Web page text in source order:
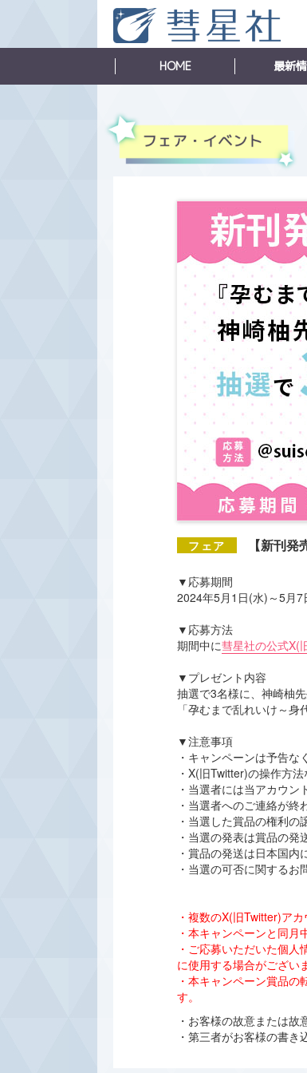
HOME 最新
【新刊
▼応募期間
2024年5月1日(水)～5月
▼応募方法
期間中に彗星社の公式X(
▼プレゼント内容
抽選で3名様に、神崎柚
「孕むまで乱れいけ～
▼注意事項
・キャンペーンは予告な
・X(旧Twitter)の操作方
・当選者には当アカウン
・当選者へのご連絡が終
・当選した賞品の権利の
・当選の発表は賞品の
・賞品の発送は日本国内
・当選の可否に関するお
・複数のX(旧Twitter)ア
・本キャンペーンと同月
・ご応募いただいた個
に使用する場合がござい
・本キャンペーン賞品
す。
・お客様の故意または
・第三者がお客様の書